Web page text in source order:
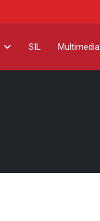
SIL Multimedia